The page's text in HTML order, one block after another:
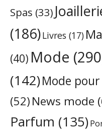
Spas (33)
(186)Livres (17)
(40) Mode
(142)Mode pour
(52) News mode
Parfum (135)